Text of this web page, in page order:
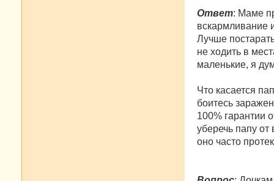
Ответ: Маме
вскармливание
Лучше
не ходить в
маленькие, я
Что касается
боитесь
100% гарантии
уберечь папу от
оно часто